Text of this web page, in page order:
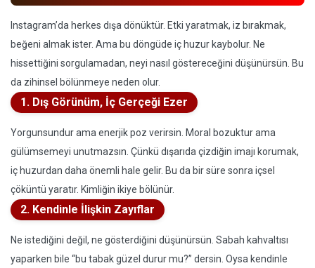
Instagram’da herkes dışa dönüktür. Etki yaratmak, iz bırakmak,
beğeni almak ister. Ama bu döngüde iç huzur kaybolur. Ne
hissettiğini sorgulamadan, neyi nasıl göstereceğini düşünürsün. Bu
da zihinsel bölünmeye neden olur.
1. Dış Görünüm, İç Gerçeği Ezer
Yorgunsundur ama enerjik poz verirsin. Moral bozuktur ama
gülümsemeyi unutmazsın. Çünkü dışarıda çizdiğin imajı korumak,
iç huzurdan daha önemli hale gelir. Bu da bir süre sonra içsel
çöküntü yaratır. Kimliğin ikiye bölünür.
2. Kendinle İlişkin Zayıflar
Ne istediğini değil, ne gösterdiğini düşünürsün. Sabah kahvaltısı
yaparken bile “bu tabak güzel durur mu?” dersin. Oysa kendinle